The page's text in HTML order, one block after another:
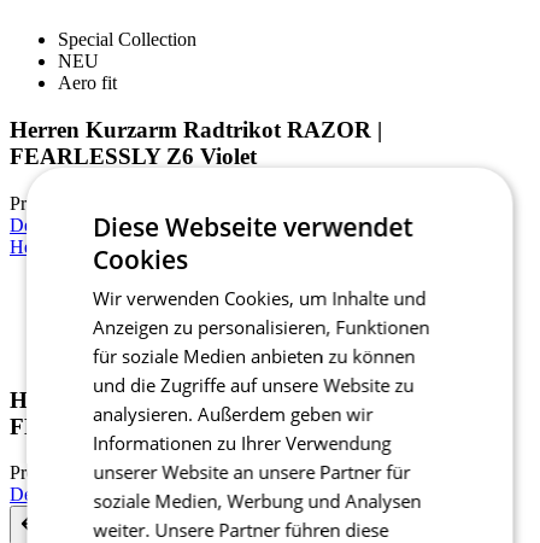
Special Collection
NEU
Aero fit
Herren Kurzarm Radtrikot RAZOR |
FEARLESSLY Z6 Violet
Preis
Details
Herren Kurzarm Radtrikot RAZOR | FEARLESSLY Z6 Green
Special Collection
NEU
Aero fit
Herren Kurzarm Radtrikot RAZOR |
FEARLESSLY Z6 Green
Preis
129 €
Details
Diese Webseite verwendet
Cookies
Wir verwenden Cookies, um Inhalte und
Anzeigen zu personalisieren, Funktionen
für soziale Medien anbieten zu können
und die Zugriffe auf unsere Website zu
analysieren. Außerdem geben wir
Informationen zu Ihrer Verwendung
unserer Website an unsere Partner für
soziale Medien, Werbung und Analysen
weiter. Unsere Partner führen diese